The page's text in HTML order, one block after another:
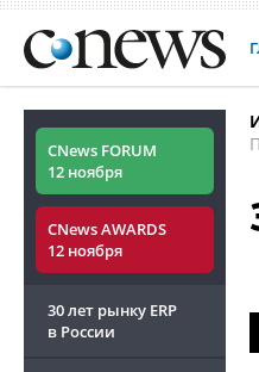
CNews FORUM
12 ноября
CNews AWARDS
12 ноября
30 лет рынку ERP
в России